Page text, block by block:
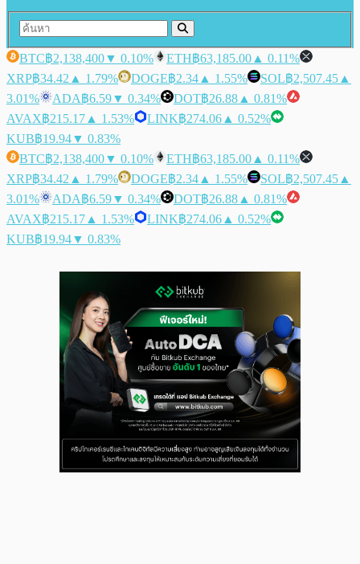
BTC฿2,138,400▼ 0.10% ETH฿63,185.00 ▲ 0.11%
XRP฿34.42 ▲ 1.79% DOGE฿2.34 ▲ 1.55% SOL฿2,507.45 ▲
3.01%
ADA฿6.59▼ 0.34% DOT฿26.88 ▲ 0.81%
AVAX฿215.17 ▲ 1.53% LINK฿274.06 ▲ 0.52%
KUB฿19.94▼ 0.83%
BTC฿2,138,400▼ 0.10% ETH฿63,185.00 ▲ 0.11%
XRP฿34.42 ▲ 1.79% DOGE฿2.34 ▲ 1.55% SOL฿2,507.45 ▲
3.01%
ADA฿6.59▼ 0.34% DOT฿26.88 ▲ 0.81%
AVAX฿215.17 ▲ 1.53% LINK฿274.06 ▲ 0.52%
KUB฿19.94▼ 0.83%